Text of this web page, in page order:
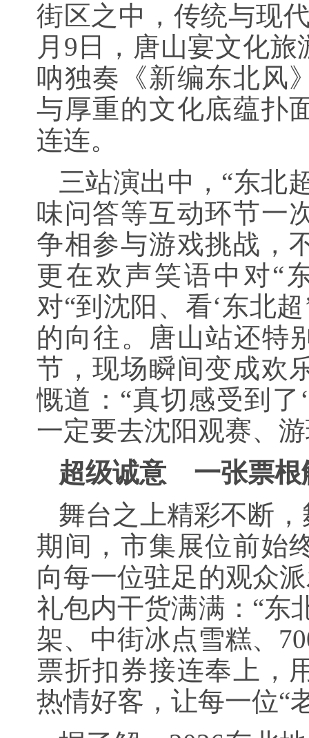
街区之中，传统与现
月9日，唐山宴文化
呐独奏《新编东北风
与厚重的文化底蕴扑
连连。
三站演出中，“东北
味问答等互动环节一
争相参与游戏挑战，
更在欢声笑语中对“
对“到沈阳、看‘东北
的向往。唐山站还特
节，现场瞬间变成欢
慨道：“真切感受到了
一定要去沈阳观赛、
超级诚意 一张票根
舞台之上精彩不断
期间，市集展位前始
向每一位驻足的观众
礼包内干货满满：“东
架、中街冰点雪糕、
票折扣券接连奉上，
热情好客，让每一位“